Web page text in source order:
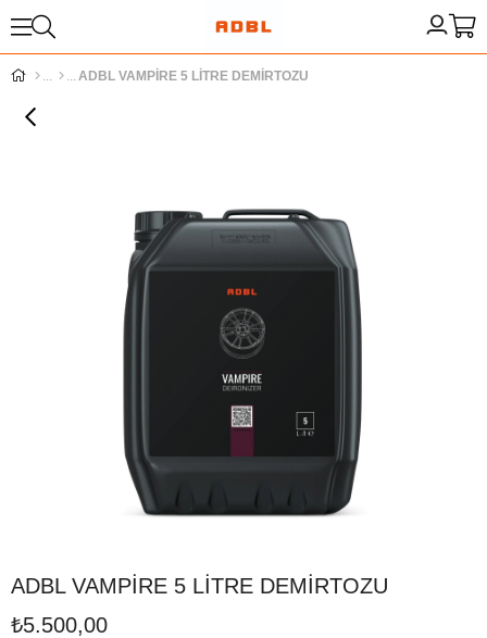
ADBL VAMPİRE 5 LİTRE DEMİRTOZU
ADBL VAMPİRE 5 LİTRE DEMİRTOZU
₺5.500,00